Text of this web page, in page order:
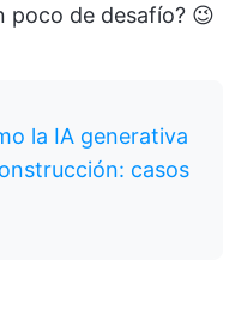
poco de desafío? 😉
la IA generativa
casos